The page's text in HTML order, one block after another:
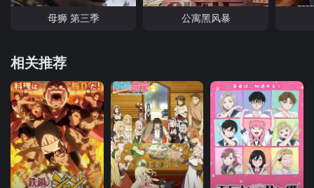
母狮 第三季 公寓黑风暴
相关推荐